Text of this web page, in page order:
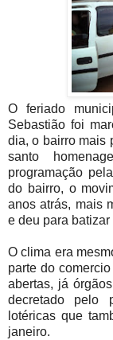
O feriado
Sebastião foi
dia, o bairro mais
santo
programação
do bairro, o
anos atrás, mais
e deu para
O clima era
parte do
abertas, já
decretado pelo
lotéricas que
janeiro.